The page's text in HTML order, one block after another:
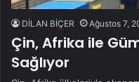
DİLAN BİÇER Ağustos 7,
Çin, Afrika ile
Sağlıyor